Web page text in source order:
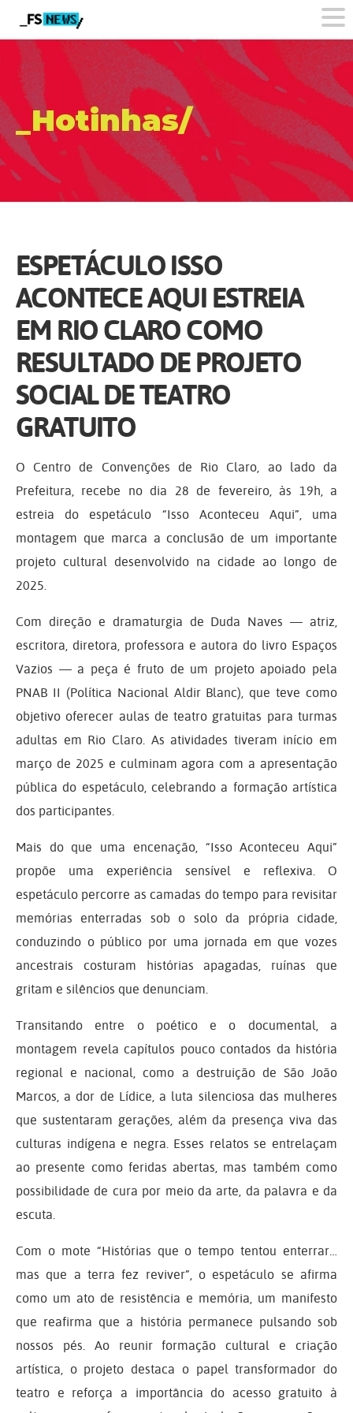
_Hotinhas/
ESPETÁCULO ISSO
ACONTECE AQUI ESTREIA
EM RIO CLARO COMO
RESULTADO DE PROJETO
SOCIAL DE TEATRO
GRATUITO
O Centro de Convenções de Rio Claro, ao lado da
Prefeitura, recebe no dia 28 de fevereiro, às 19h, a
estreia do espetáculo “Isso Aconteceu Aqui”, uma
montagem que marca a conclusão de um importante
projeto cultural desenvolvido na cidade ao longo de
2025.
Com direção e dramaturgia de Duda Naves — atriz,
escritora, diretora, professora e autora do livro Espaços
Vazios — a peça é fruto de um projeto apoiado pela
PNAB II (Política Nacional Aldir Blanc), que teve como
objetivo oferecer aulas de teatro gratuitas para turmas
adultas em Rio Claro. As atividades tiveram início em
março de 2025 e culminam agora com a apresentação
pública do espetáculo, celebrando a formação artística
dos participantes.
Mais do que uma encenação, “Isso Aconteceu Aqui”
propõe uma experiência sensível e reflexiva. O
espetáculo percorre as camadas do tempo para revisitar
memórias enterradas sob o solo da própria cidade,
conduzindo o público por uma jornada em que vozes
ancestrais costuram histórias apagadas, ruínas que
gritam e silêncios que denunciam.
Transitando entre o poético e o documental, a
montagem revela capítulos pouco contados da história
regional e nacional, como a destruição de São João
Marcos, a dor de Lídice, a luta silenciosa das mulheres
que sustentaram gerações, além da presença viva das
culturas indígena e negra. Esses relatos se entrelaçam
ao presente como feridas abertas, mas também como
possibilidade de cura por meio da arte, da palavra e da
escuta.
Com o mote “Histórias que o tempo tentou enterrar…
mas que a terra fez reviver”, o espetáculo se afirma
como um ato de resistência e memória, um manifesto
que reafirma que a história permanece pulsando sob
nossos pés. Ao reunir formação cultural e criação
artística, o projeto destaca o papel transformador do
teatro e reforça a importância do acesso gratuito à